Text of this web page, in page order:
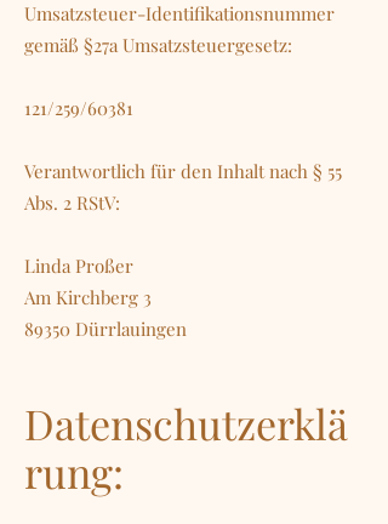
Umsatzsteuer-Identifikationsnummer
gemäß §27a Umsatzsteuergesetz:
121/259/60381
Verantwortlich für den Inhalt nach § 55
Abs. 2 RStV:
Linda Proßer
Am Kirchberg 3
89350 Dürrlauingen
Datenschutzerklä
rung: